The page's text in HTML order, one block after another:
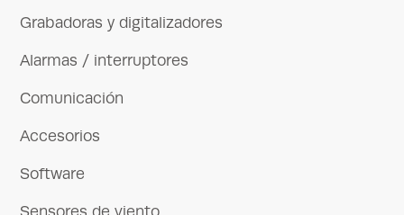
Grabadoras y digitalizadores
Alarmas / interruptores
Comunicación
Accesorios
Software
Sensores de viento